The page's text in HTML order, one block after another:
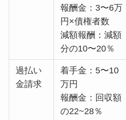
報酬金：3〜6万
円×債権者数
減額報酬：減額
分の10〜20％
過払い
金請求
着手金：5〜10
万円
報酬金：回収額
の22~28％